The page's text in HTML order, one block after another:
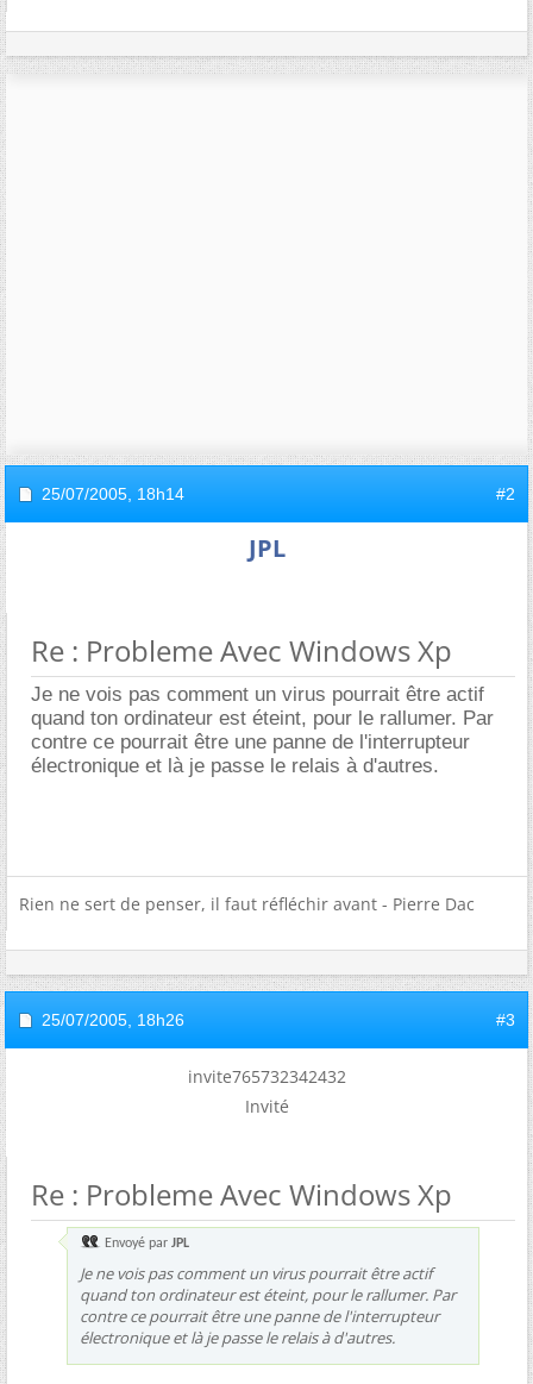
25/07/2005, 18h14 #2
JPL
Re : Probleme Avec Windows Xp
Je ne vois pas comment un virus pourrait être actif
quand ton ordinateur est éteint, pour le rallumer. Par
contre ce pourrait être une panne de l'interrupteur
électronique et là je passe le relais à d'autres.
Rien ne sert de penser, il faut réfléchir avant - Pierre Dac
25/07/2005, 18h26 #3
invite765732342432
Invité
Re : Probleme Avec Windows Xp
Envoyé par JPL
Je ne vois pas comment un virus pourrait être actif
quand ton ordinateur est éteint, pour le rallumer. Par
contre ce pourrait être une panne de l'interrupteur
électronique et là je passe le relais à d'autres.